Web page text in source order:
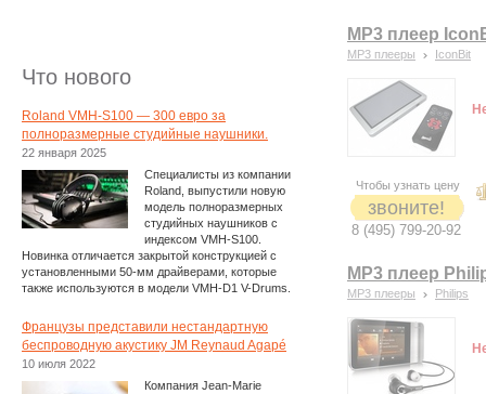
MP3 плеер
MP3 плееры IconBit
Чтобы узнать цену
звоните!
8 (495) 799-20-92
MP3 плеер
MP3 плееры Philips
Что нового
Roland VMH-S100 — 300 евро за
полноразмерные студийные наушники.
22 января 2025
Специалисты из компании
Roland, выпустили новую
модель полноразмерных
студийных наушников с
индексом VMH-S100.
Новинка отличается закрытой конструкцией с
установленными 50-мм драйверами, которые
также используются в модели VMH-D1 V-Drums.
Французы представили нестандартную
беспроводную акустику JM Reynaud Agapé
10 июля 2022
Компания Jean-Marie